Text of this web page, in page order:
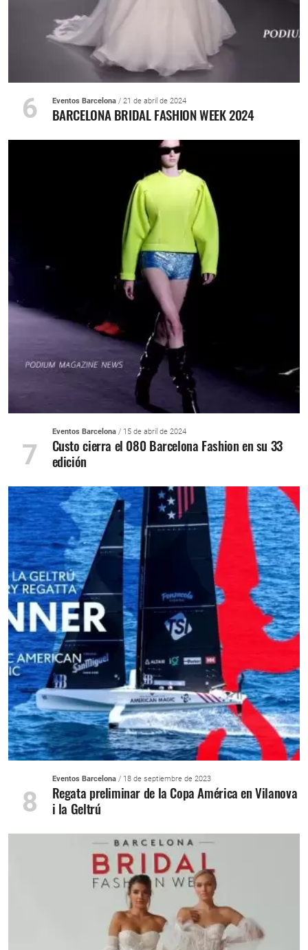
6 Eventos Barcelona/ 21 de abril de 2024
BARCELONA BRIDAL FASHION WEEK 2024
7
Eventos Barcelona/ 15 de abril de 2024
Custo cierra el 080 Barcelona Fashion en su 33
edición
8
Eventos Barcelona/ 18 de septiembre de 2023
Regata preliminar de la Copa América en Vilanova
i la Geltrú